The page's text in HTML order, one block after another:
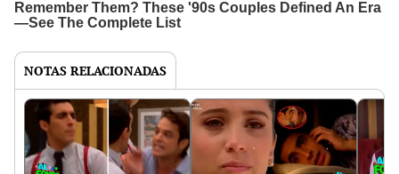
NOTAS RELACIONADAS